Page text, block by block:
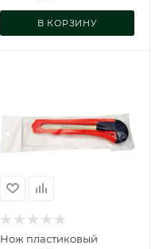
В КОРЗИНУ
Нож пластиковый